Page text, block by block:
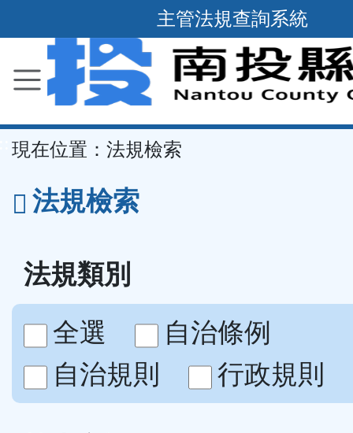
到
要
容
區
主管法規查詢系統
現在位置： 法規檢索
法規檢索
法規類別
全選
自治條例
自治規則
行政規則